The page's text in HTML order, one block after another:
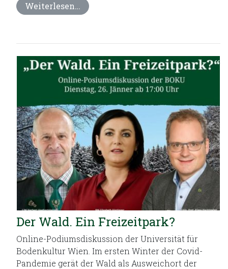
Weiterlesen…
Der Wald. Ein Freizeitpark?
Online-Podiumsdiskussion der Universität für
Bodenkultur Wien. Im ersten Winter der Covid-
Pandemie gerät der Wald als Ausweichort der